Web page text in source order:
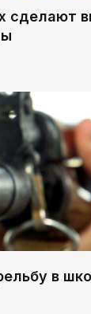
сделают
в